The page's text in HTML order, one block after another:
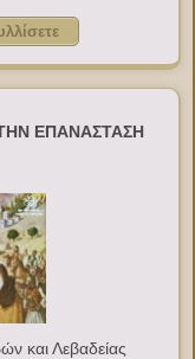
ΕΠΑΝΑΣΤΑΣΗ
και Λεβαδείας